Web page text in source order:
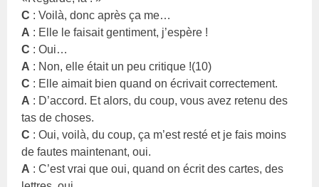
C : Voilà, donc après ça me…
A : Elle le faisait gentiment, j’espère !
C : Oui…
A : Non, elle était un peu critique !(10)
C : Elle aimait bien quand on écrivait correctement.
A : D’accord. Et alors, du coup, vous avez retenu des
tas de choses.
C : Oui, voilà, du coup, ça m’est resté et je fais moins
de fautes maintenant, oui.
A : C’est vrai que oui, quand on écrit des cartes, des